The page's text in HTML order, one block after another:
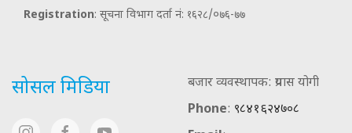
Registration: सूचना विभाग दर्ता नं: १६२८/०७६-७७
सोसल मिडिया
बजार व्यवस्थापक: प्रयास योगी
Phone: ९८४१६२४७०८